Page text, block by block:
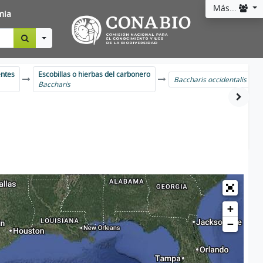
Más...
Toggle Dropdown
Escobillas o hierbas del carbonero
Baccharis
Baccharis occidentalis
+
−